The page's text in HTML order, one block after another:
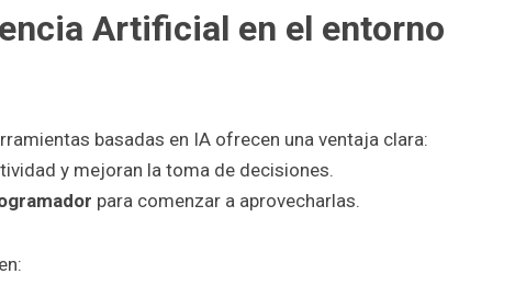
Artificial en el entorno
basadas en IA ofrecen una ventaja clara:
y mejoran la toma de decisiones.
para comenzar a aprovecharlas.